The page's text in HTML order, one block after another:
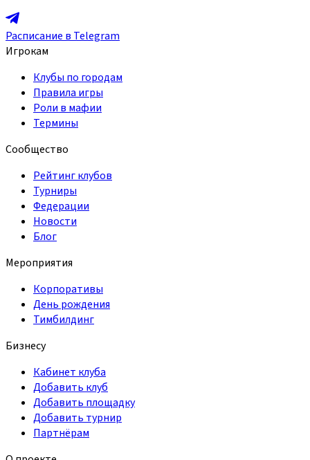
Расписание в Telegram
Игрокам
Клубы по городам
Правила игры
Роли в мафии
Термины
Сообщество
Рейтинг клубов
Турниры
Федерации
Новости
Блог
Мероприятия
Корпоративы
День рождения
Тимбилдинг
Бизнесу
Кабинет клуба
Добавить клуб
Добавить площадку
Добавить турнир
Партнёрам